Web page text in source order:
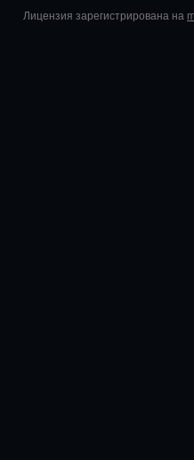
Лицензия зарегистрирована на